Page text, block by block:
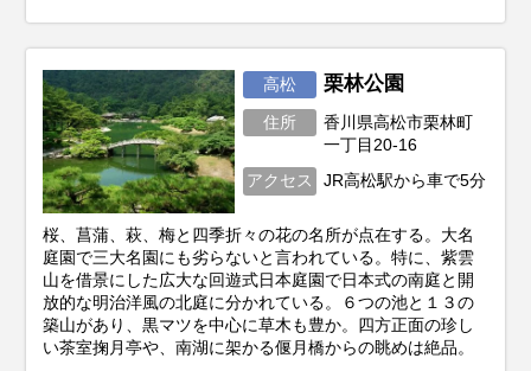
高松 栗林公園
住所
香川県高松市栗林町
一丁目20-16
アクセス
JR高松駅から車で5分
桜、菖蒲、萩、梅と四季折々の花の名所が点在する。大名
庭園で三大名園にも劣らないと言われている。特に、紫雲
山を借景にした広大な回遊式日本庭園で日本式の南庭と開
放的な明治洋風の北庭に分かれている。６つの池と１３の
築山があり、黒マツを中心に草木も豊か。四方正面の珍し
い茶室掬月亭や、南湖に架かる偃月橋からの眺めは絶品。